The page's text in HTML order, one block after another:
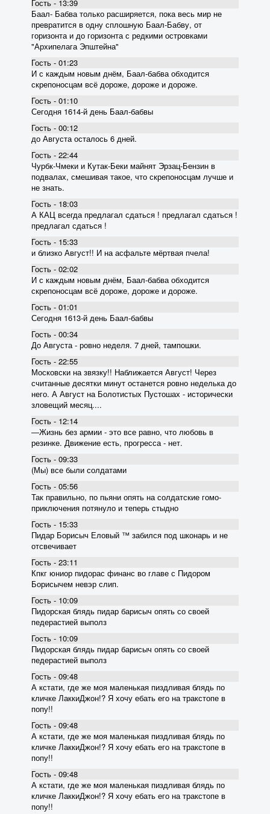
Гость - 13:39
Баал- Бабва только расширяется, пока весь мир не
превратится в одну сплошную Баал-Бабву, от
горизонта и до горизонта с редкими островками
"Архипелага Эпштейна"
Гость - 01:23
И с каждым новым днём, Баал-бабва обходится
скрепоносцам всё дороже, дороже и дороже.
Гость - 01:10
Сегодня 1614-й день Баал-бабвы
Гость - 00:12
до Августа осталось 6 дней.
Гость - 22:44
Чурбк-Чмеки и Кутак-Беки майнят Эрзац-Бензин в
подвалах, смешивая такое, что скрепоносцам лучше и
не знать.
Гость - 18:03
А КАЦ всегда предлагал сдаться ! предлагал сдаться !
предлагал сдаться !
Гость - 15:33
и близко Август!! И на асфальте мёртвая пчела!
Гость - 02:02
И с каждым новым днём, Баал-бабва обходится
скрепоносцам всё дороже, дороже и дороже.
Гость - 01:01
Сегодня 1613-й день Баал-бабвы
Гость - 00:34
До Августа - ровно неделя. 7 дней, тампошки.
Гость - 22:55
Московски на звязку!! Наближается Август! Через
считанные десятки минут останется ровно неделька до
него. А Август на Болотистых Пустошах - исторически
зловещий месяц....
Гость - 12:14
―Жизнь без армии - это все равно, что любовь в
резинке. Движение есть, прогресса - нет.
Гость - 09:33
(Мы) все были солдатами
Гость - 05:56
Так правильно, по пьяни опять на солдатские гомо-
приключения потянуло и теперь стыдно
Гость - 15:33
Пидар Борисыч Еловый ™ забился под шконарь и не
отсвечивает
Гость - 23:11
Кпкг юниор пидорас финанс во главе с Пидором
Борисычем невэр слип.
Гость - 10:09
Пидорская блядь пидар барисыч опять со своей
педерастией выполз
Гость - 10:09
Пидорская блядь пидар барисыч опять со своей
педерастией выполз
Гость - 09:48
А кстати, где же моя маленькая пиздливая блядь по
кличке ЛаккиДжон!? Я хочу ебать его на тракстопе в
попу!!
Гость - 09:48
А кстати, где же моя маленькая пиздливая блядь по
кличке ЛаккиДжон!? Я хочу ебать его на тракстопе в
попу!!
Гость - 09:48
А кстати, где же моя маленькая пиздливая блядь по
кличке ЛаккиДжон!? Я хочу ебать его на тракстопе в
попу!!